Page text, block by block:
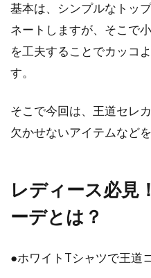
レディー
ょう。着...
ひと手
ズの
ジーンズ
ようにブ
基本は、シンプルなトッ
ネートしますが、そこで
を工夫することでカッコ
す。
そこで今回は、王道セレ
欠かせないアイテムなど
レディース必見
ーデとは？
●ホワイトTシャツで王道